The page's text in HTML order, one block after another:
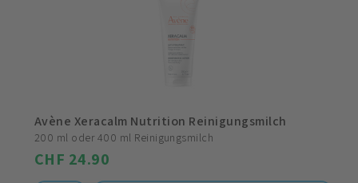
Avène Xeracalm Nutrition Reinigungsmilch
200 ml oder 400 ml Reinigungsmilch
CHF 24.90